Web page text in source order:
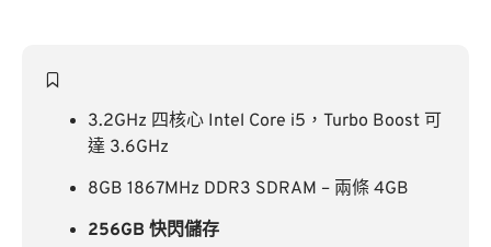
3.2GHz 四核心 Intel Core i5，Turbo Boost 可
達 3.6GHz
8GB 1867MHz DDR3 SDRAM – 兩條 4GB
256GB 快閃儲存